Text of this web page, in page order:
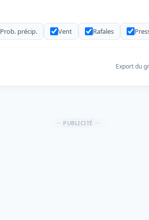
Prob. précip. Vent Rafales
Export du
PUBLICITÉ